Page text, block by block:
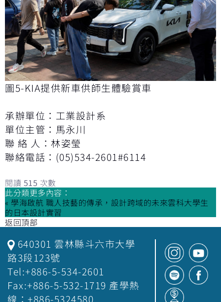
圖5-KIA提供新車供師生體驗賞車
承辦單位：工業設計系
單位主管：馬永川
聯 絡 人：林姿瑩
聯絡電話：(05)534-2601#6114
閱讀 515 次數
此分類更多內容：
« 學海啟航 職人技藝的傳承，設計跨域的未來雲科大學生
的日本設計實習
返回頂部
640301 雲林縣斗六市大學
路3段123號
Tel:+886-5-534-2601
Fax:+886-5-532-1719 產學熱
線：+886-5324580